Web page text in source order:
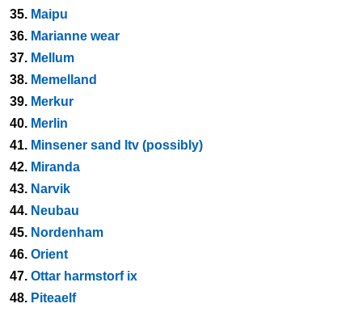
35. Maipu
36. Marianne wear
37. Mellum
38. Memelland
39. Merkur
40. Merlin
41. Minsener sand ltv (possibly)
42. Miranda
43. Narvik
44. Neubau
45. Nordenham
46. Orient
47. Ottar harmstorf ix
48. Piteaelf